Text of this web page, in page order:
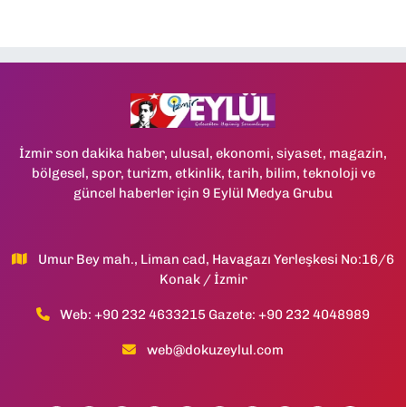
İzmir son dakika haber, ulusal, ekonomi, siyaset, magazin,
bölgesel, spor, turizm, etkinlik, tarih, bilim, teknoloji ve
güncel haberler için 9 Eylül Medya Grubu
Umur Bey mah., Liman cad, Havagazı Yerleşkesi No:16/6
Konak / İzmir
Web: +90 232 4633215 Gazete: +90 232 4048989
web@dokuzeylul.com